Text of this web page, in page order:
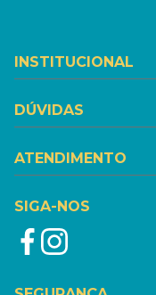
INSTITUCIONAL
DÚVIDAS
ATENDIMENTO
SIGA-NOS